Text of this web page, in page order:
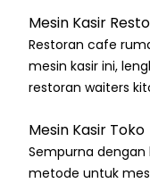
Mesin Kasir
Restoran cafe
mesin kasir ini,
restoran waiters
Mesin Kasir Toko
Sempurna
metode untuk